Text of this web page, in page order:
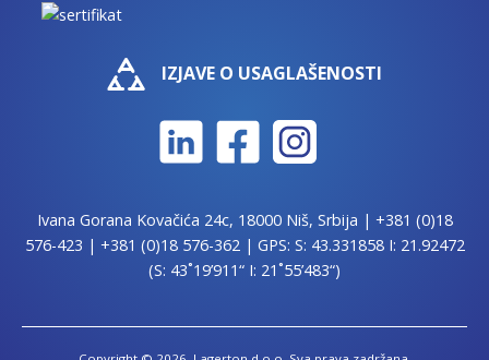
IZJAVE O USAGLAŠENOSTI
Ivana Gorana Kovačića 24c, 18000 Niš, Srbija | +381 (0)18
576-423 | +381 (0)18 576-362| GPS: S: 43.331858 I: 21.92472
(S: 43˚19’911“ I: 21˚55’483“)